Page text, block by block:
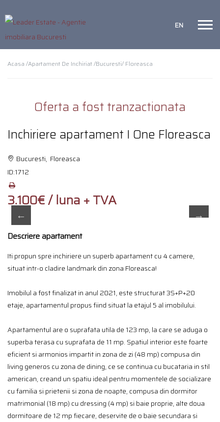
EN
Acasa /Apartament De Inchiriat /Bucuresti/ Floreasca
Oferta a fost tranzactionata
Inchiriere apartament I One Floreasca
Bucuresti, Floreasca
ID:1712
3.100€ / luna + TVA
Descriere apartament
Iti propun spre inchiriere un superb apartament cu 4 camere,
situat intr-o cladire landmark din zona Floreasca!
Imobilul a fost finalizat in anul 2021, este structurat 3S+P+20
etaje, apartamentul propus fiind situat la etajul 5 al imobilului.
Apartamentul are o suprafata utila de 123 mp, la care se aduga o
superba terasa cu suprafata de 11 mp. Spatiul interior este foarte
eficient si armonios impartit in zona de zi (48 mp) compusa din
living generos cu zona de dining, ce se continua cu bucataria in stil
american, creand un spatiu ideal pentru momentele de socializare
cu familia si prietenii si zona de noapte, compusa din dormitor
matrimonial (18 mp) cu dressing (4 mp) si baie proprie, alte doua
dormitoare de 12 mp fiecare, deservite de o baie secundara si